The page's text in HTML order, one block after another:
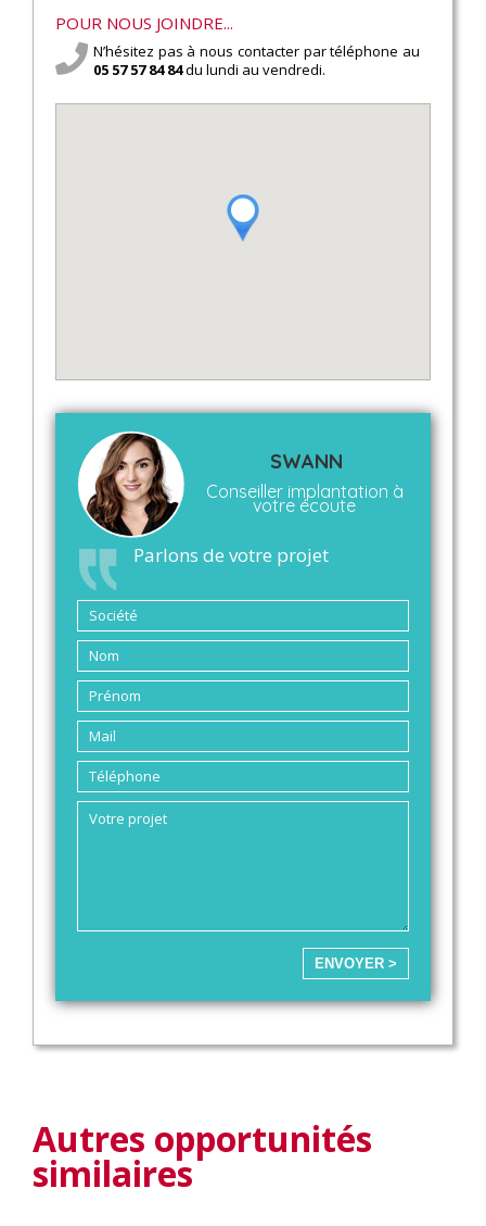
POUR NOUS JOINDRE...
N’hésitez pas à nous contacter par téléphone au
05 57 57 84 84du lundi au vendredi.
SWANN
Conseiller implantation à
votre écoute
Parlons de votre projet
ENVOYER >
Autres opportunités
similaires